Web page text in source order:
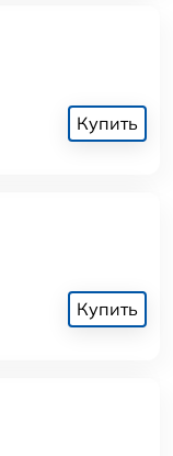
Купить
Купить